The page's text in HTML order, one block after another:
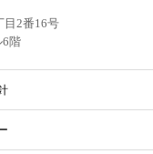
目2番16号
6階